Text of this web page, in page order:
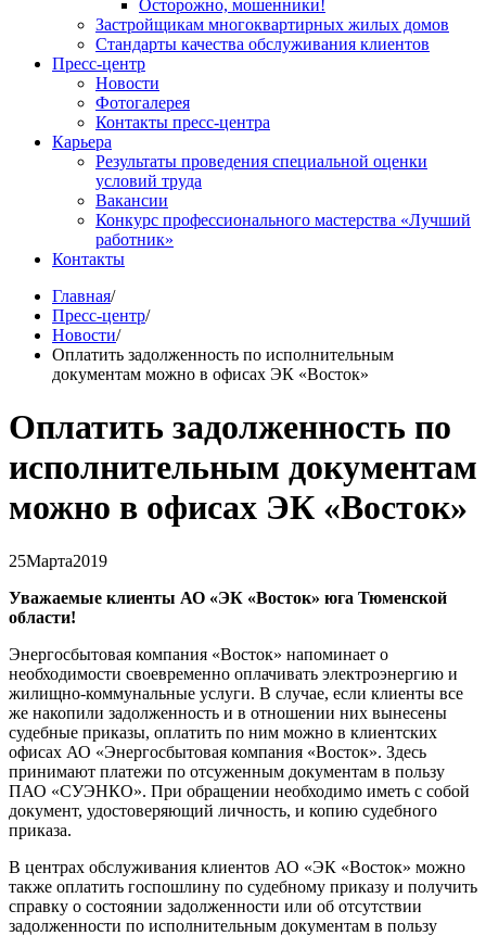
Осторожно, мошенники!
Застройщикам многоквартирных жилых домов
Стандарты качества обслуживания клиентов
Пресс-центр
Новости
Фотогалерея
Контакты пресс-центра
Карьера
Результаты проведения специальной оценки
условий труда
Вакансии
Конкурс профессионального мастерства «Лучший
работник»
Контакты
Главная/
Пресс-центр/
Новости/
Оплатить задолженность по исполнительным
документам можно в офисах ЭК «Восток»
Оплатить задолженность по
исполнительным документам
можно в офисах ЭК «Восток»
25Марта2019
Уважаемые клиенты АО «ЭК «Восток» юга Тюменской
области!
Энергосбытовая компания «Восток» напоминает о
необходимости своевременно оплачивать электроэнергию и
жилищно-коммунальные услуги. В случае, если клиенты все
же накопили задолженность и в отношении них вынесены
судебные приказы, оплатить по ним можно в клиентских
офисах АО «Энергосбытовая компания «Восток». Здесь
принимают платежи по отсуженным документам в пользу
ПАО «СУЭНКО». При обращении необходимо иметь с собой
документ, удостоверяющий личность, и копию судебного
приказа.
В центрах обслуживания клиентов АО «ЭК «Восток» можно
также оплатить госпошлину по судебному приказу и получить
справку о состоянии задолженности или об отсутствии
задолженности по исполнительным документам в пользу